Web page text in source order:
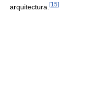
arquitectura. [15]